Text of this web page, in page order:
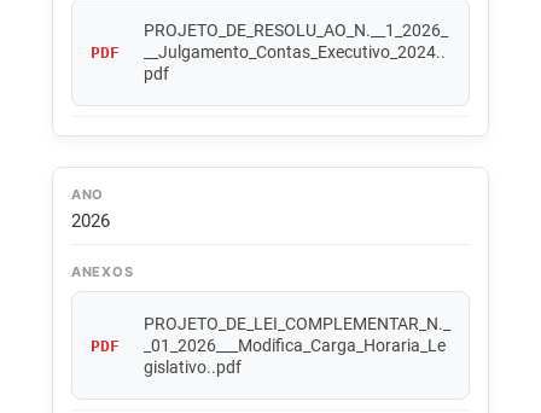
PDF
PROJETO_DE_RESOLU_AO_N.__1_2026_
__Julgamento_Contas_Executivo_2024..
pdf
ANO
2026
ANEXOS
PDF
PROJETO_DE_LEI_COMPLEMENTAR_N._
_01_2026___Modifica_Carga_Horaria_Le
gislativo..pdf